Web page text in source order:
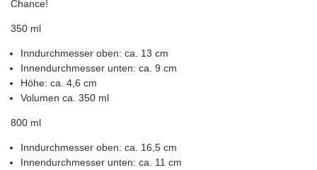
Chance!
350 ml
Inndurchmesser oben: ca. 13 cm
Innendurchmesser unten: ca. 9 cm
Höhe: ca. 4,6 cm
Volumen ca. 350 ml
800 ml
Inndurchmesser oben: ca. 16,5 cm
Innendurchmesser unten: ca. 11 cm